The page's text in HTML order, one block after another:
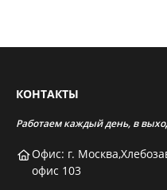
КОНТАКТЫ
Работаем каждый день, в
Офис: г.
офис 103